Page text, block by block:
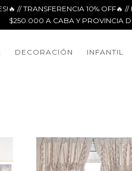
// TRANSFERENCIA 10% OFF🔥
$250.000 A CABA Y PROVINCIA
DECORACIÓN INFANTIL